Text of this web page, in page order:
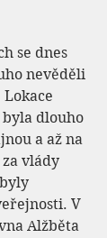
se dnes
nevěděli
byla dlouho
a až na
vlády
V
Alžběta